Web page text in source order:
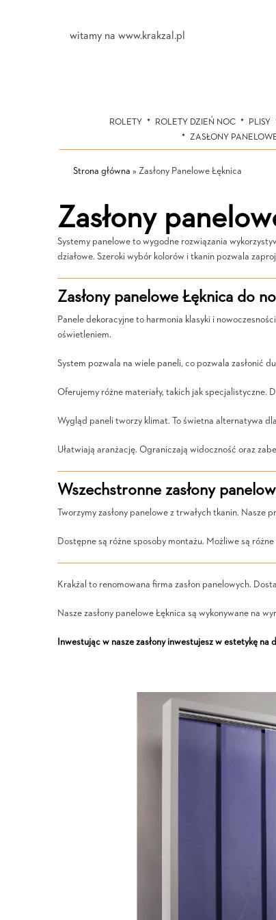
witamy na www.krakzal.pl
ROLETY ROLETY DZIEŃ NOC PLISY
ZASŁONY
Strona główna » Zasłony Panelowe Łęknica
Zasłony
Systemy panelowe to wygodne rozwiązania
działowe. Szeroki wybór kolorów i tkanin pozwala
Zasłony panelowe Łęknica do
Panele dekoracyjne to harmonia klasyki i
oświetleniem.
System pozwala na wiele paneli, co pozwala zasłonić
Oferujemy różne materiały, takich jak specjalistyczne.
Wygląd paneli tworzy klimat. To świetna alternatywa
Ułatwiają aranżację. Ograniczają widoczność oraz
Wszechstronne zasłony
Tworzymy zasłony panelowe z trwałych tkanin.
Dostępne są różne sposoby montażu. Możliwe są
Krakżal to renomowana firma zasłon panelowych.
Nasze zasłony panelowe Łęknica są wykonywane na
Inwestując w nasze zasłony inwestujesz w estetykę na